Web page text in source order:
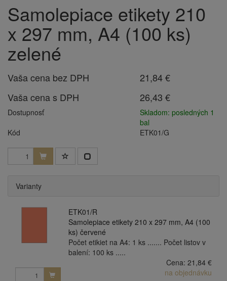
Samolepiace etikety 210
x 297 mm, A4 (100 ks)
zelené
Vaša cena bez DPH
21,84 €
Vaša cena s DPH
26,43 €
Dostupnosť
Skladom: posledných 1
bal
Kód
ETK01/G
Varianty
ETK01/R
Samolepiace etikety 210 x 297 mm, A4 (100
ks) červené
Počet etikiet na A4: 1 ks ....... Počet listov v
balení: 100 ks .....
Cena: 21,84 €
na objednávku